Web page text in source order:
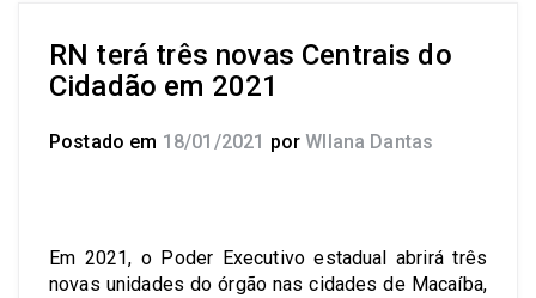
RN terá três novas Centrais do
Cidadão em 2021
Postado em 18/01/2021 por Wllana Dantas
Em 2021, o Poder Executivo estadual abrirá três
novas unidades do órgão nas cidades de Macaíba,